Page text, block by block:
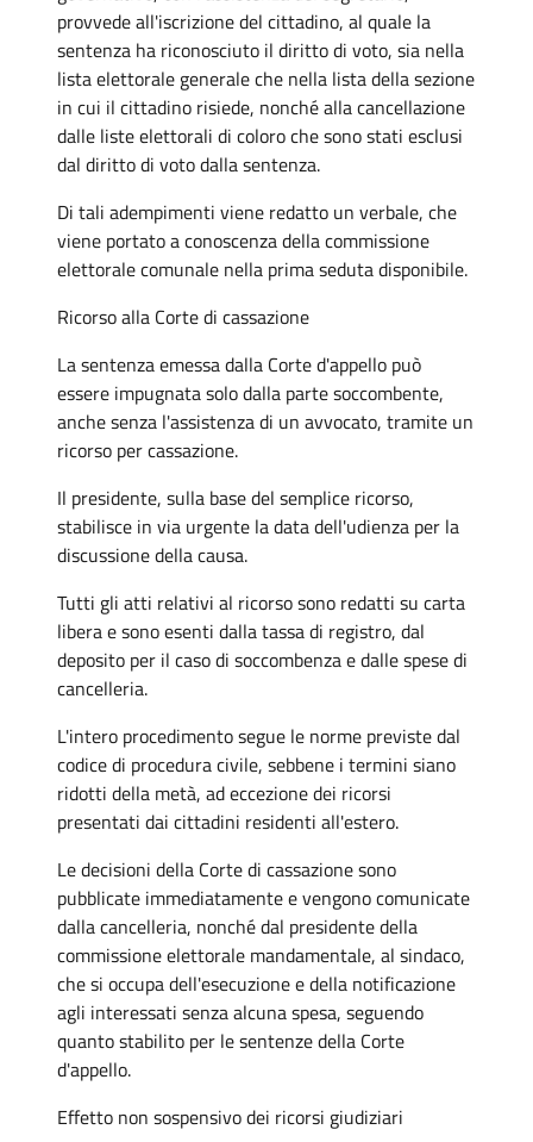
provvede all'iscrizione del cittadino, al quale la
sentenza ha riconosciuto il diritto di voto, sia nella
lista elettorale generale che nella lista della sezione
in cui il cittadino risiede, nonché alla cancellazione
dalle liste elettorali di coloro che sono stati esclusi
dal diritto di voto dalla sentenza.
Di tali adempimenti viene redatto un verbale, che
viene portato a conoscenza della commissione
elettorale comunale nella prima seduta disponibile.
Ricorso alla Corte di cassazione
La sentenza emessa dalla Corte d'appello può
essere impugnata solo dalla parte soccombente,
anche senza l'assistenza di un avvocato, tramite un
ricorso per cassazione.
Il presidente, sulla base del semplice ricorso,
stabilisce in via urgente la data dell'udienza per la
discussione della causa.
Tutti gli atti relativi al ricorso sono redatti su carta
libera e sono esenti dalla tassa di registro, dal
deposito per il caso di soccombenza e dalle spese di
cancelleria.
L'intero procedimento segue le norme previste dal
codice di procedura civile, sebbene i termini siano
ridotti della metà, ad eccezione dei ricorsi
presentati dai cittadini residenti all'estero.
Le decisioni della Corte di cassazione sono
pubblicate immediatamente e vengono comunicate
dalla cancelleria, nonché dal presidente della
commissione elettorale mandamentale, al sindaco,
che si occupa dell'esecuzione e della notificazione
agli interessati senza alcuna spesa, seguendo
quanto stabilito per le sentenze della Corte
d'appello.
Effetto non sospensivo dei ricorsi giudiziari